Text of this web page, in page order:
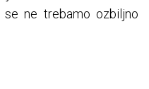
ne trebamo ozbiljno